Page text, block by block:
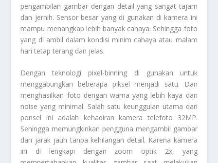
pengambilan gambar dengan detail yang sangat tajam
dan jernih. Sensor besar yang di gunakan di kamera ini
mampu menangkap lebih banyak cahaya. Sehingga foto
yang di ambil dalam kondisi minim cahaya atau malam
hari tetap terang dan jelas.
Dengan teknologi pixel-binning di gunakan untuk
menggabungkan beberapa piksel menjadi satu. Dan
menghasilkan foto dengan warna yang lebih kaya dan
noise yang minimal. Salah satu keunggulan utama dari
ponsel ini adalah kehadiran kamera telefoto 32MP.
Sehingga memungkinkan pengguna mengambil gambar
dari jarak jauh tanpa kehilangan detail. Karena kamera
ini di lengkapi dengan zoom optik 2x, yang